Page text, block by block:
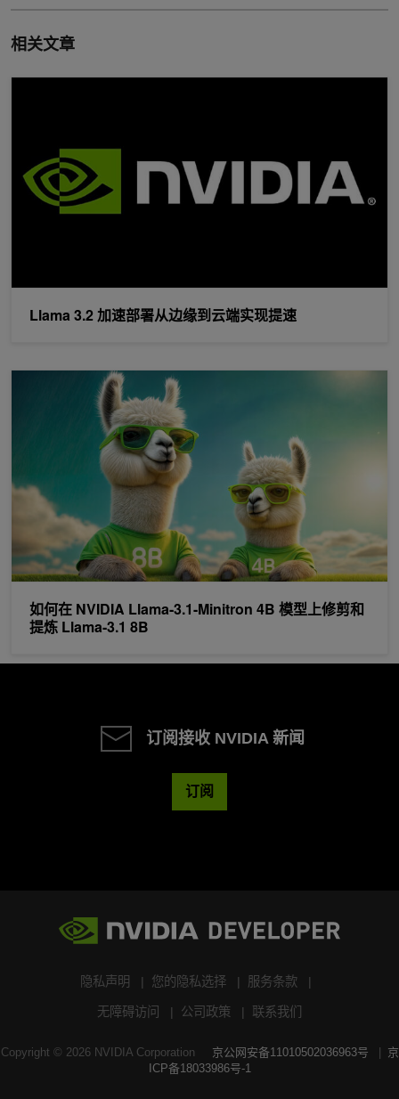
相关文章
Llama 3.2 加速部署从边缘到云端实现提速
如何在 NVIDIA Llama-3.1-Minitron 4B 模型上修剪和
提炼 Llama-3.1 8B
如何在 NVIDIA Llama-3.1-Minitron 4B 模型上修剪和提炼 Llama-
订阅接收 NVIDIA 新闻
订阅
隐私声明 您的隐私选择 服务条款
无障碍访问 公司政策 联系我们
Copyright © 2026NVIDIA Corporation 京公网安备11010502036963号
京
ICP备18033986号-1